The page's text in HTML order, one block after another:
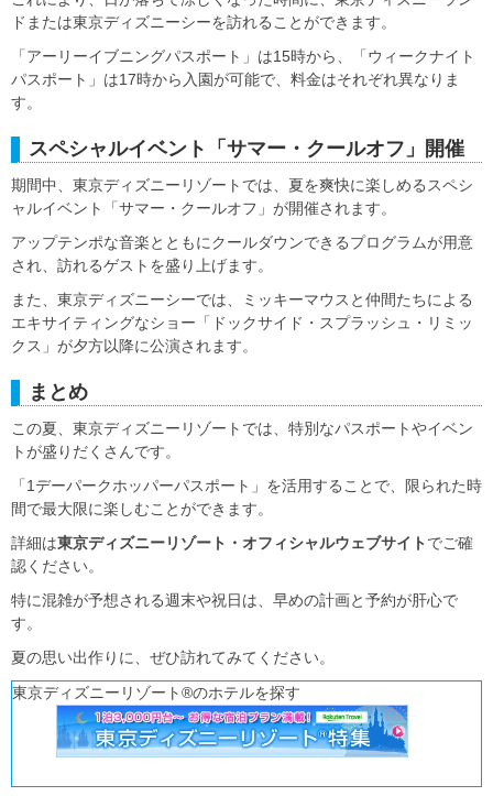
ドまたは東京ディズニーシーを訪れることができます。
「アーリーイブニングパスポート」は15時から、「ウィークナイト
パスポート」は17時から入園が可能で、料金はそれぞれ異なりま
す。
スペシャルイベント「サマー・クールオフ」開催
期間中、東京ディズニーリゾートでは、夏を爽快に楽しめるスペシ
ャルイベント「サマー・クールオフ」が開催されます。
アップテンポな音楽とともにクールダウンできるプログラムが用意
され、訪れるゲストを盛り上げます。
また、東京ディズニーシーでは、ミッキーマウスと仲間たちによる
エキサイティングなショー「ドックサイド・スプラッシュ・リミッ
クス」が夕方以降に公演されます。
まとめ
この夏、東京ディズニーリゾートでは、特別なパスポートやイベン
トが盛りだくさんです。
「1デーパークホッパーパスポート」を活用することで、限られた時
間で最大限に楽しむことができます。
詳細は東京ディズニーリゾート・オフィシャルウェブサイト でご確
認ください。
特に混雑が予想される週末や祝日は、早めの計画と予約が肝心で
す。
夏の思い出作りに、ぜひ訪れてみてください。
東京ディズニーリゾート®のホテルを探す